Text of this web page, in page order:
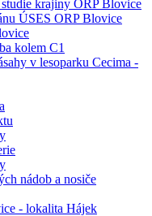
krajiny ORP Blovice
ÚSES ORP Blovice
kolem C1
v lesoparku Cecima -
nádob a nosiče
- lokalita Hájek